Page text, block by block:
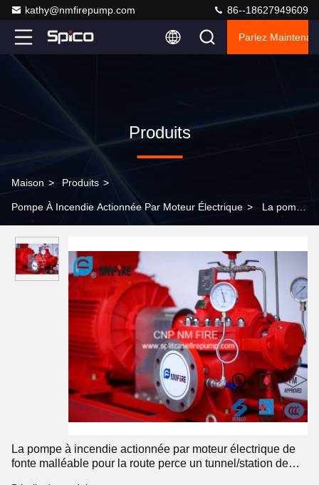
kathy@nmfirepump.com 86--18627949609
Parlez
Produits
Maison > Produits >
Pompe À Incendie Actionnée Par Moteur Électrique > La pompe
pour la route perce un tunnel/station de métro
La pompe à incendie actionnée par moteur électrique de
fonte malléable pour la route perce un tunnel/station de